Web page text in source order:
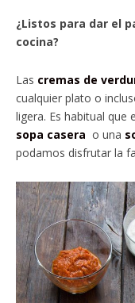
¿Listos para dar el
cocina?
Las cremas de
cualquier plato o
ligera. Es habitual que
sopa casera o una
podamos disfrutar la